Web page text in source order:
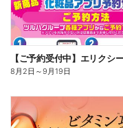
8月2日 ～9月19日